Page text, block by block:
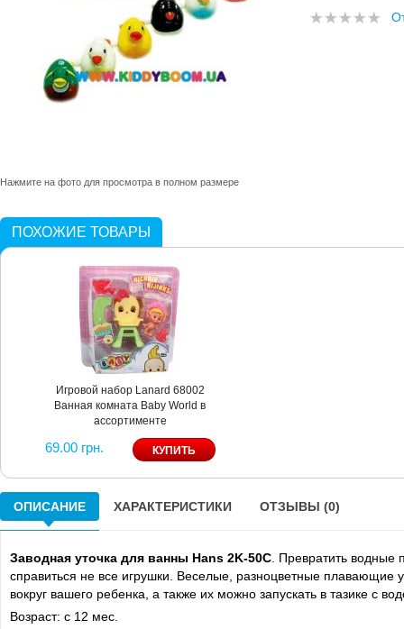
Нажмите на фото для просмотра в полном размере
ПОХОЖИЕ ТОВАРЫ
Игровой набор Lanard 68002
Ванная комната Baby World в
ассортименте
69.00 грн.
ОПИСАНИЕ ХАРАКТЕРИСТИКИ ОТЗЫВЫ (0)
Заводная уточка для ванны Hans 2K-50C Превратить водные
справиться не все игрушки. Веселые, разноцветные плавающие
вокруг вашего ребенка, а также их можно запускать в тазике с
Возраст: с 12 мес.